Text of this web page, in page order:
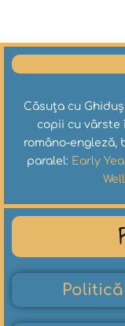
Căsuța cu
copii cu vârste
româno-engleză,
paralel: Early